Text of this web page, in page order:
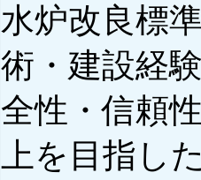
水炉改良標
術・建設経
全性・信頼
上を目指し